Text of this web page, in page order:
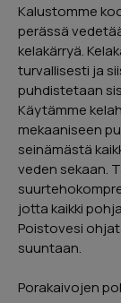
Kalustomme
perässä
kelakärryä.
turvallisesti ja
puhdistetaan
Käytämme
mekaaniseen
seinämästä
veden sekaan.
jotta kaikki
Poistovesi
suuntaan.
Porakaivojen